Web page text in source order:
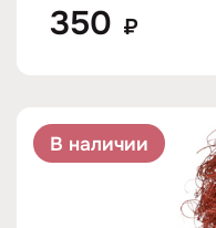
350 ₽
В наличии